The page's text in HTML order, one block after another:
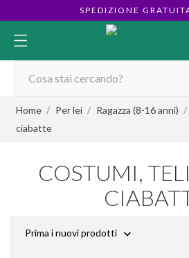
SPEDIZIONE
Home Per lei Ragazza (8-16 anni)
ciabatte
COSTUMI,
Prima i nuovi prodotti 